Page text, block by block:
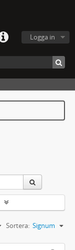
Logga in
Sortera: Signum